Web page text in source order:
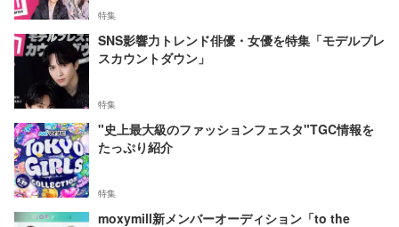
特集
SNS影響力トレンド俳優・女優を特集「モデルプレ
スカウントダウン」
特集
"史上最大級のファッションフェスタ"TGC情報を
たっぷり紹介
特集
moxymill新メンバーオーディション「to the